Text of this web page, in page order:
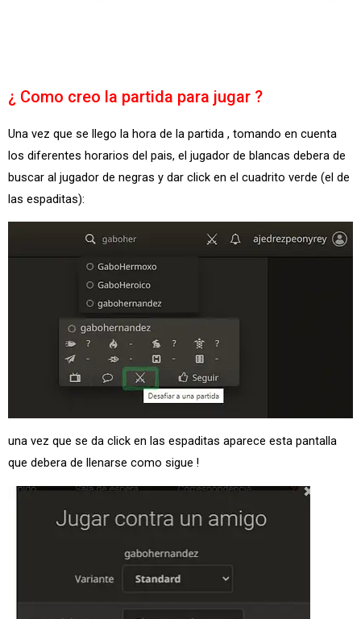
¿ Como creo la partida para jugar ?
Una vez que se llego la hora de la partida , tomando en cuenta
los diferentes horarios del pais, el jugador de blancas debera de
buscar al jugador de negras y dar click en el cuadrito verde (el de
las espaditas):
una vez que se da click en las espaditas aparece esta pantalla
que debera de llenarse como sigue !